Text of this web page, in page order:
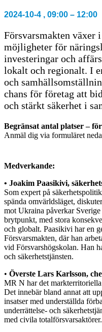
2024-10-4 , 09:00 – 12:00
Försvarsmakten växer
möjligheter för
investeringar och
lokalt och regionalt. I
och
chans för företag att
och stärkt säkerhet i
Begränsat antal platser –
Anmäl dig via formuläret
Medverkande:
• Joakim Paasikivi,
Som expert på
spända omvärldsläget,
mot Ukraina påverkar
brytpunkt, med stora
och globalt. Paasikivi har en
Försvarsmakten, där han
vid Försvarshögskolan. Han
och säkerhetstjänsten.
• Överste Lars Karlsson,
MR N har det
Det innebär bland annat att
insatser med underställda
underrättelse- och
med civila totalförsvarsaktörer.